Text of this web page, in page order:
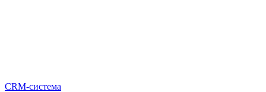
CRM-система